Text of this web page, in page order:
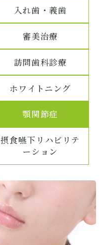
入れ歯・義歯
審美治療
訪問歯科診療
ホワイトニング
顎関節症
摂食嚥下リハビリテ
ーション